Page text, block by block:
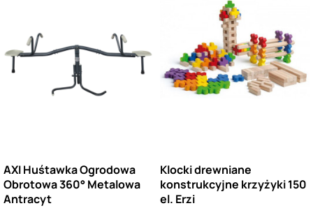
AXI Huśtawka Ogrodowa
Obrotowa 360° Metalowa
Antracyt
Klocki drewniane
konstrukcyjne krzyżyki 150
el. Erzi